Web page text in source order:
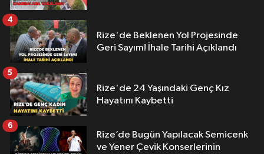
Rize'de Beklenen Yol Projesinde
Geri Sayım! İhale Tarihi Açıklandı
4
Rize'de 24 Yaşındaki Genç Kız
Hayatını Kaybetti
5
Rize’de Bugün Yapılacak Semicenk
ve Yener Çevik Konserlerinin
6